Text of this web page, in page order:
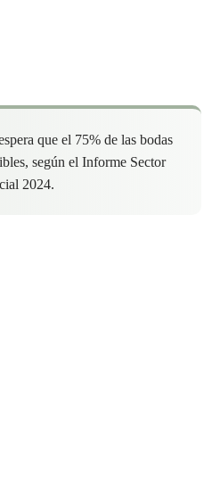
que el 75% de las bodas
según el Informe Sector
2024.